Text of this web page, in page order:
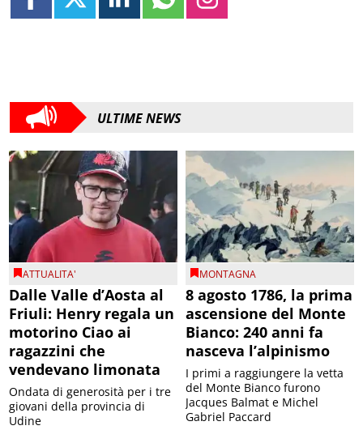
ULTIME NEWS
ATTUALITA'
Dalle Valle d’Aosta al
Friuli: Henry regala un
motorino Ciao ai
ragazzini che
vendevano limonata
Ondata di generosità per i tre
giovani della provincia di
Udine
MONTAGNA
8 agosto 1786, la prima
ascensione del Monte
Bianco: 240 anni fa
nasceva l’alpinismo
I primi a raggiungere la vetta
del Monte Bianco furono
Jacques Balmat e Michel
Gabriel Paccard